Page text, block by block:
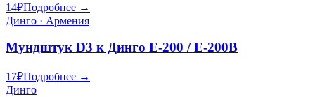
14₽Подробнее →
Динго · Армения
Мундштук D3 к Динго E-200 / E-200B
17₽Подробнее →
Динго